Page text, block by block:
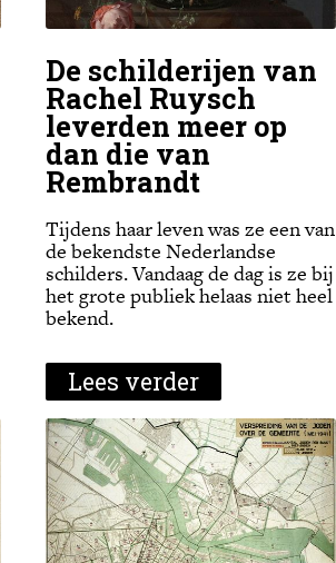
De schilderijen van
Rachel Ruysch
leverden meer op
dan die van
Rembrandt
Tijdens haar leven was ze een van
de bekendste Nederlandse
schilders. Vandaag de dag is ze bij
het grote publiek helaas niet heel
bekend.
Lees verder